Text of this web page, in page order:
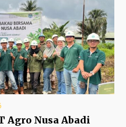
Agro Nusa Abadi